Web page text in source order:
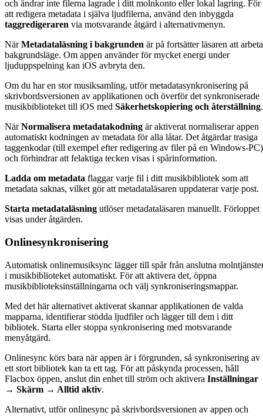
och ändrar inte filerna lagrade i ditt molnkonto eller lokal lagring. För
att redigera metadata i själva ljudfilerna, använd den inbyggda
taggredigeraren via motsvarande åtgärd i alternativmenyn.
NärMetadataläsning i bakgrunden är på fortsätter läsaren att
bakgrundsläge. Om appen använder för mycket energi under
ljuduppspelning kan iOS avbryta den.
Om du har en stor musiksamling, utför metadatasynkronisering på
skrivbordsversionen av applikationen och överför det synkroniserade
musikbiblioteket till iOS med Säkerhetskopiering och återställning.
NärNormalisera metadatakodning är aktiverat normaliserar appen
automatiskt kodningen av metadata för alla låtar. Det åtgärdar trasiga
taggenkodar (till exempel efter redigering av filer på en Windows-PC)
och förhindrar att felaktiga tecken visas i spårinformation.
Ladda om metadata flaggar varje fil i ditt musikbibliotek som att
metadata saknas, vilket gör att metadataläsaren uppdaterar varje post.
Starta metadataläsning utlöser metadataläsaren manuellt. Förloppet
visas under åtgärden.
Onlinesynkronisering
Automatisk onlinemusiksync lägger till spår från anslutna
i musikbiblioteket automatiskt. För att aktivera det, öppna
musikbiblioteksinställningarna och välj synkroniseringsmappar.
Med det här alternativet aktiverat skannar applikationen de valda
mapparna, identifierar stödda ljudfiler och lägger till dem i ditt
bibliotek. Starta eller stoppa synkronisering med motsvarande
menyåtgärd.
Onlinesync körs bara när appen är i förgrunden, så synkronisering av
ett stort bibliotek kan ta ett tag. För att påskynda processen, håll
Flacbox öppen, anslut din enhet till ström och aktivera Inställningar
→ Skärm → Alltid aktiv.
Alternativt, utför onlinesync på skrivbordsversionen av appen och